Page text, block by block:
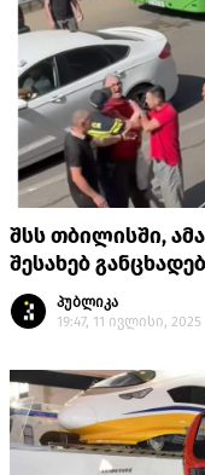
შსს თბილისში,
შესახებ
პუბლიკა
19:47, 11 ივლისი, 2025